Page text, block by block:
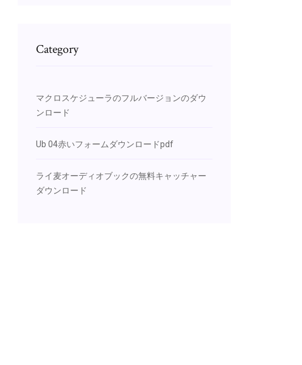
Category
マクロスケジューラのフルバージョンのダウ
ンロード
Ub 04赤いフォームダウンロードpdf
ライ麦オーディオブックの無料キャッチャー
ダウンロード